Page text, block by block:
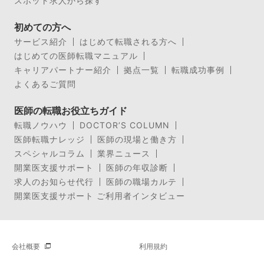
初めての方へ
サービス紹介
はじめて転職される方へ
はじめての医師転職マニュアル
キャリアパートナー紹介
拠点一覧
転職成功事例
よくあるご質問
医師の転職お役立ちガイド
転職ノウハウ
DOCTOR’S COLUMN
医師転職ナレッジ
医師の現場と働き方
スペシャルコラム
業界ニュース
開業医支援サポート
医師の年収診断
求人のお知らせ代行
医師の職場カルテ
開業医支援サポート ご利用者インタビュー
会社概要 利用規約